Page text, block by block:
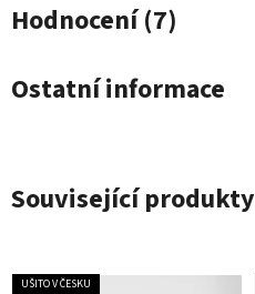
Hodnocení (7)
Ostatní informace
Související produkty
UŠITO V ČESKU